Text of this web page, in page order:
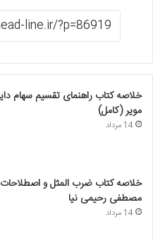
خلاصه کتاب راهنمای تقسیم سهام
مویر (کامل)
14 مرداد
خلاصه کتاب ضرب المثل و اصطلاحات
مصطفی رحیمی نیا
14 مرداد